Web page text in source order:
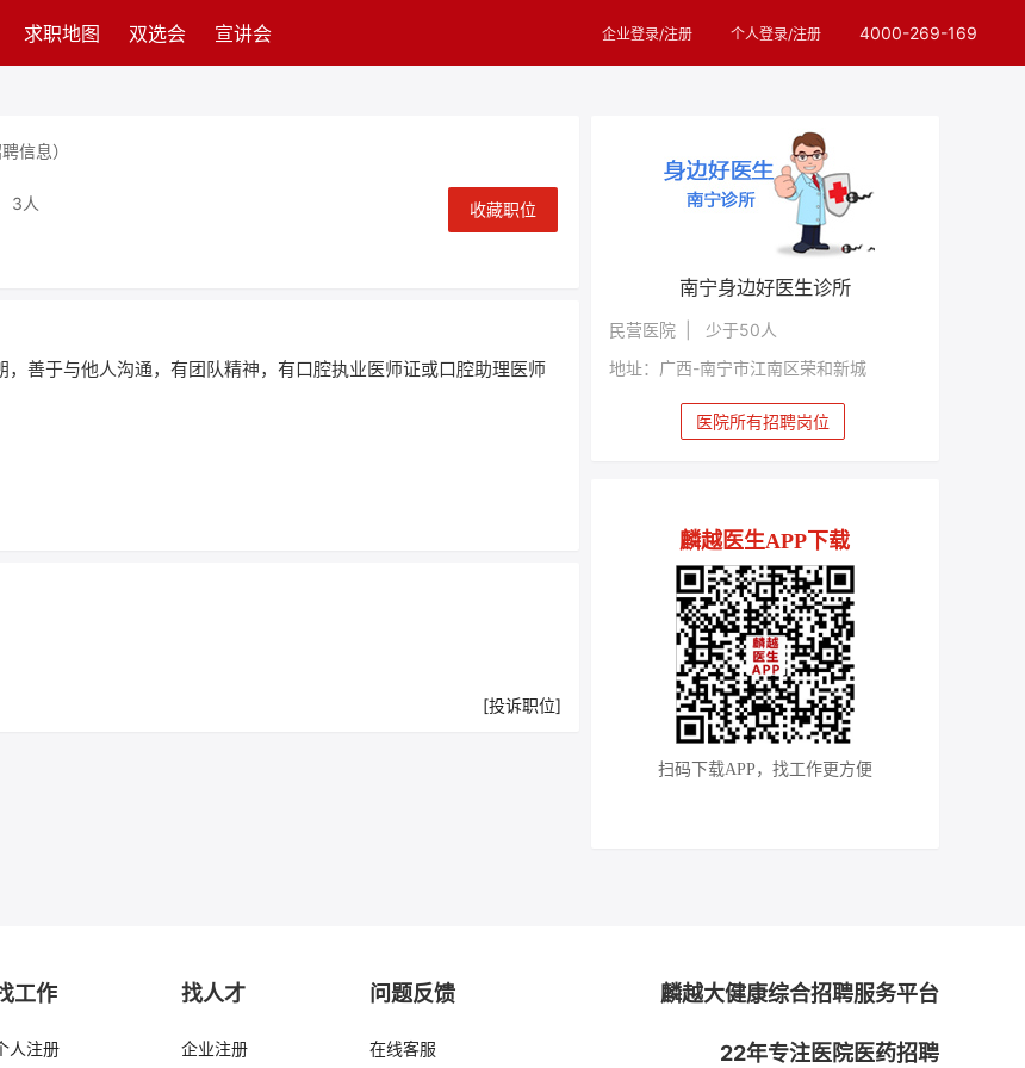
求职地图 双选会 宣讲会 企业登录/注册 个人登录/注册 4000-269-169
信息）
3人 收藏职位
善于与他人沟通，有团队精神，有口腔执业医师证或口腔助理医师
[投诉职位]
南宁身边好医生诊所
民营医院 | 少于50人
地址：广西-南宁市江南区荣和新城
医院所有招聘岗位
麟越医生APP下载
扫码下载APP，找工作更方便
工作
人注册
找人才
企业注册
问题反馈
在线客服
麟越大健康综合招聘服务平台
22年专注医院医药招聘